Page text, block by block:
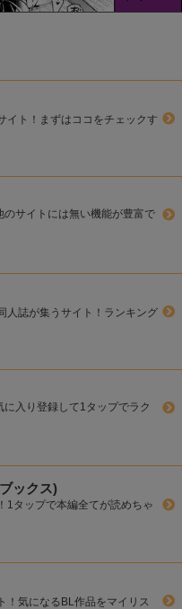
イト！まずはココをチェックす
サイトには無い機能が豊富で
人誌が集うサイト！ランキング
入り登録して1タップでラク
ックス)
1タップで本編全てが読めちゃ
！気になるBL作品をマイリス